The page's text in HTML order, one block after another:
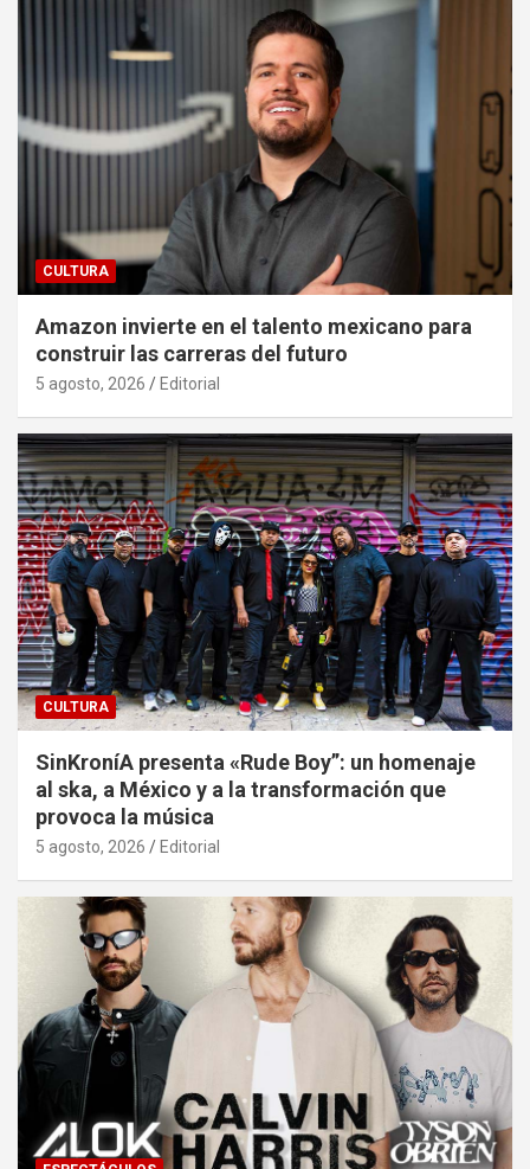
CULTURA
Amazon invierte en el talento mexicano para
construir las carreras del futuro
5 agosto, 2026 Editorial
CULTURA
SinKroníA presenta «Rude Boy”: un homenaje
al ska, a México y a la transformación que
provoca la música
5 agosto, 2026 Editorial